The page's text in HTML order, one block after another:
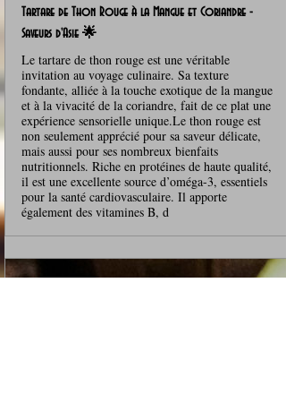
Tartare de Thon Rouge à la Mangue et Coriandre -
Saveurs d'Asie 🌟
Le tartare de thon rouge est une véritable
invitation au voyage culinaire. Sa texture
fondante, alliée à la touche exotique de la mangue
et à la vivacité de la coriandre, fait de ce plat une
expérience sensorielle unique.Le thon rouge est
non seulement apprécié pour sa saveur délicate,
mais aussi pour ses nombreux bienfaits
nutritionnels. Riche en protéines de haute qualité,
il est une excellente source d’oméga-3, essentiels
pour la santé cardiovasculaire. Il apporte
également des vitamines B, d